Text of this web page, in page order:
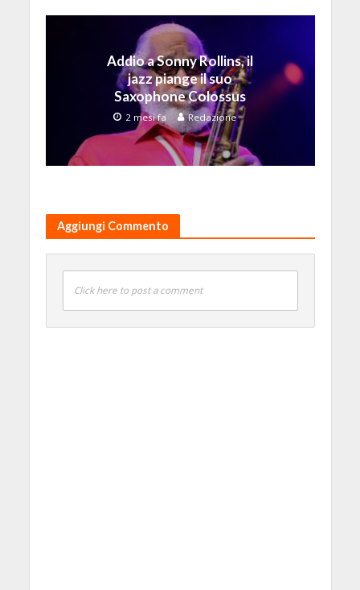
Addio a Sonny Rollins, il
jazz piange il suo
Saxophone Colossus
2 mesi fa Redazione
Aggiungi Commento
Click here to post a comment